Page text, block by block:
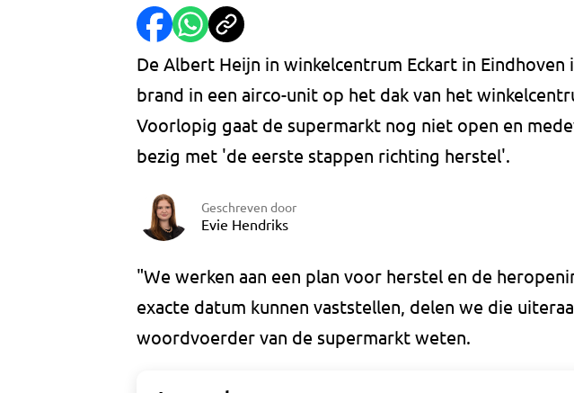
De Albert Heijn in winkelcentrum Eckart in Eindhoven
brand in een airco-unit op het dak van het
Voorlopig gaat de supermarkt nog niet open en
bezig met 'de eerste stappen richting herstel'.
Geschreven door
Evie Hendriks
"We werken aan een plan voor herstel en de
exacte datum kunnen vaststellen, delen we die
woordvoerder van de supermarkt weten.